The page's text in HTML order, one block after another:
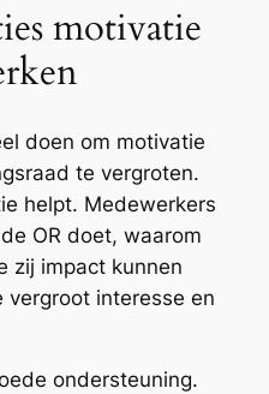
motivatie
doen om motivatie
te vergroten.
helpt. Medewerkers
OR doet, waarom
zij impact kunnen
vergroot interesse en
ondersteuning.